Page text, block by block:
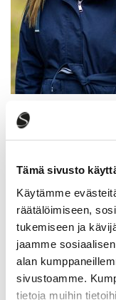
Tämä sivusto
Käytämme
räätälöimiseen,
tukemiseen ja
jaamme
alan
sivustoamme.
tietoja muihin
Mari Puranen
040 3511 086